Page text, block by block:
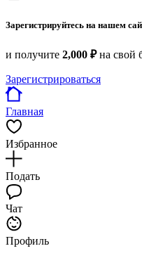
Зарегистрируйтесь на нашем
и получите 2,000 ₽на свой
Зарегистрироваться
Главная
Избранное
Подать
Чат
Профиль